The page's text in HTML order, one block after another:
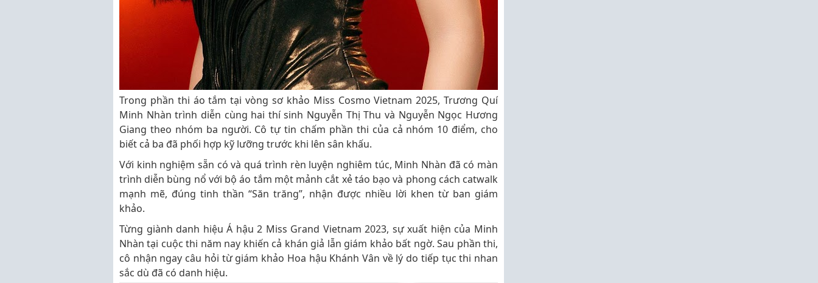
Trong phần thi áo tắm tại vòng sơ khảo Miss Cosmo Vietnam 2025, Trương Quí
Minh Nhàn trình diễn cùng hai thí sinh Nguyễn Thị Thu và Nguyễn Ngọc Hương
Giang theo nhóm ba người. Cô tự tin chấm phần thi của cả nhóm 10 điểm, cho
biết cả ba đã phối hợp kỹ lưỡng trước khi lên sân khấu.
Với kinh nghiệm sẵn có và quá trình rèn luyện nghiêm túc, Minh Nhàn đã có màn
trình diễn bùng nổ với bộ áo tắm một mảnh cắt xẻ táo bạo và phong cách catwalk
mạnh mẽ, đúng tinh thần “Săn trăng”, nhận được nhiều lời khen từ ban giám
khảo.
Từng giành danh hiệu Á hậu 2 Miss Grand Vietnam 2023, sự xuất hiện của Minh
Nhàn tại cuộc thi năm nay khiến cả khán giả lẫn giám khảo bất ngờ. Sau phần thi,
cô nhận ngay câu hỏi từ giám khảo Hoa hậu Khánh Vân về lý do tiếp tục thi nhan
sắc dù đã có danh hiệu.